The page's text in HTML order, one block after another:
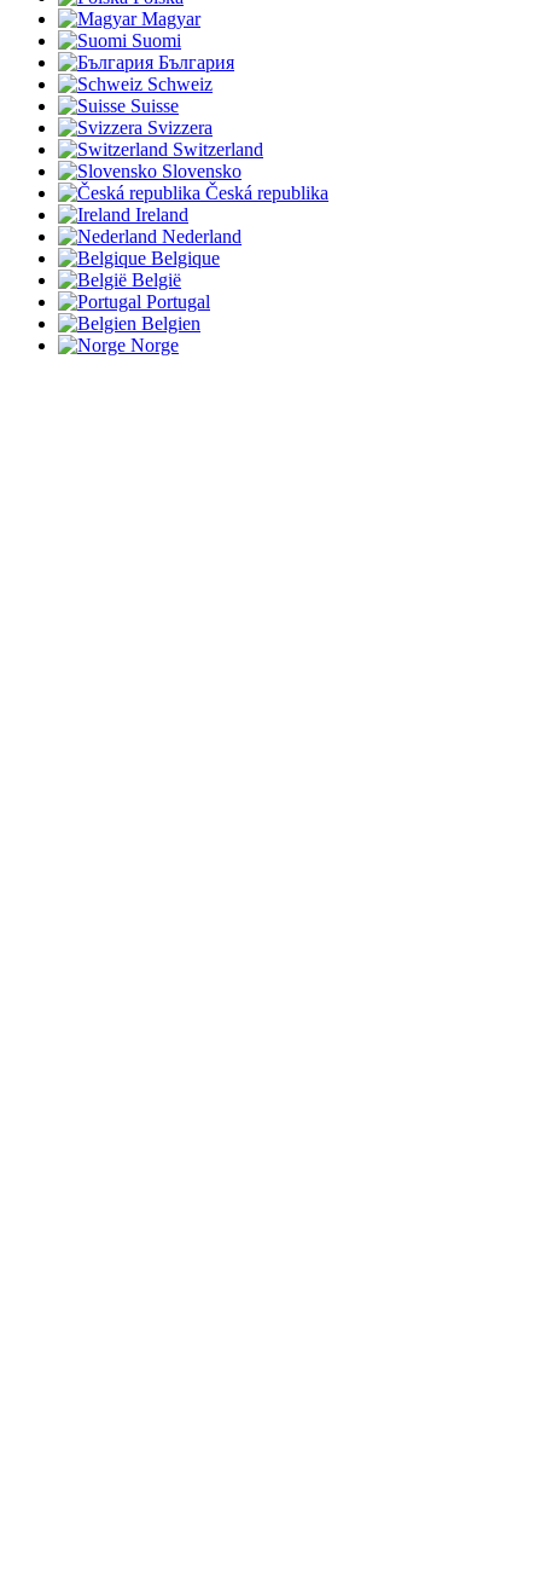
Magyar
Suomi
България
Schweiz
Suisse
Svizzera
Switzerland
Slovensko
Česká republika
Ireland
Nederland
Belgique
België
Portugal
Belgien
Norge